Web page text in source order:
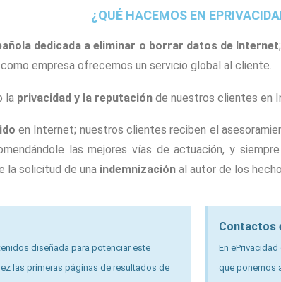
¿QUÉ HACEMOS EN
dedicada a eliminar o borrar datos de Internet
empresa ofrecemos un servicio global al cliente.
la privacidad y la reputación de nuestros clientes en
en Internet; nuestros clientes reciben el
las mejores vías de actuación, y
la solicitud de una indemnización al autor de los
diseñada para potenciar este
las primeras páginas de resultados de
Contactos
En
que ponemos